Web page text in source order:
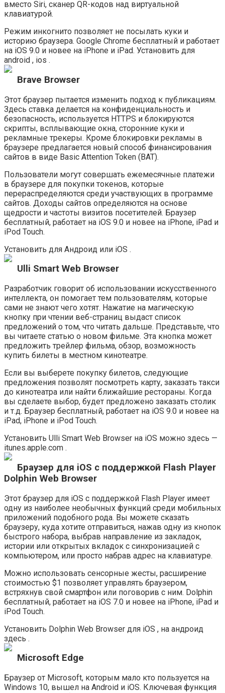
вместо Siri, сканер QR-кодов над виртуальной
клавиатурой.
Режим инкогнито позволяет не посылать куки и
историю браузера. Google Chrome бесплатный и работает
на iOS 9.0 и новее на iPhone и iPad. Установить для
android , ios .
Brave Browser
Этот браузер пытается изменить подход к публикациям.
Здесь ставка делается на конфиденциальность и
безопасность, используется HTTPS и блокируются
скрипты, всплывающие окна, сторонние куки и
рекламные трекеры. Кроме блокировки рекламы в
браузере предлагается новый способ финансирования
сайтов в виде Basic Attention Token (BAT).
Пользователи могут совершать ежемесячные платежи
в браузере для покупки токенов, которые
перераспределяются среди участвующих в программе
сайтов. Доходы сайтов определяются на основе
щедрости и частоты визитов посетителей. Браузер
бесплатный, работает на iOS 9.0 и новее на iPhone, iPad и
iPod Touch.
Установить для Андроид или iOS .
Ulli Smart Web Browser
Разработчик говорит об использовании искусственного
интеллекта, он помогает тем пользователям, которые
сами не знают чего хотят. Нажатие на магическую
кнопку при чтении веб-страниц выдаст список
предложений о том, что читать дальше. Представьте, что
вы читаете статью о новом фильме. Эта кнопка может
предложить трейлер фильма, обзор, возможность
купить билеты в местном кинотеатре.
Если вы выберете покупку билетов, следующие
предложения позволят посмотреть карту, заказать такси
до кинотеатра или найти ближайшие рестораны. Когда
вы сделаете выбор, будет предложено заказать столик
и т.д. Браузер бесплатный, работает на iOS 9.0 и новее на
iPad, iPhone и iPod Touch.
Установить Ulli Smart Web Browser на iOS можно здесь —
itunes.apple.com .
Браузер для iOS с поддержкой Flash Player
Dolphin Web Browser
Этот браузер для iOS с поддержкой Flash Player имеет
одну из наиболее необычных функций среди мобильных
приложений подобного рода. Вы можете сказать
браузеру, куда хотите отправиться, нажав одну из кнопок
быстрого набора, выбрав направление из закладок,
истории или открытых вкладок с синхронизацией с
компьютером, или просто набрав адрес на клавиатуре.
Можно использовать сенсорные жесты, расширение
стоимостью $1 позволяет управлять браузером,
встряхнув свой смартфон или поговорив с ним. Dolphin
бесплатный, работает на iOS 7.0 и новее на iPhone, iPad и
iPod Touch.
Установить Dolphin Web Browser для iOS , на андроид
здесь .
Microsoft Edge
Браузер от Microsoft, которым мало кто пользуется на
Windows 10, вышел на Android и iOS. Ключевая функция